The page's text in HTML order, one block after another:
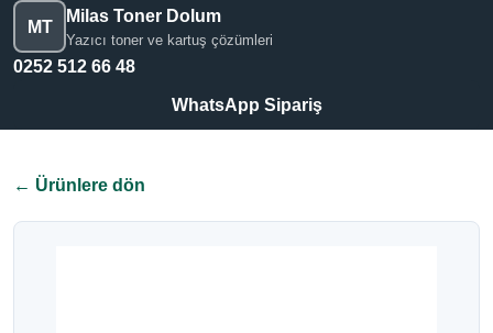
MT
Milas Toner Dolum
Yazıcı toner ve kartuş çözümleri
0252 512 66 48
WhatsApp Sipariş
← Ürünlere dön